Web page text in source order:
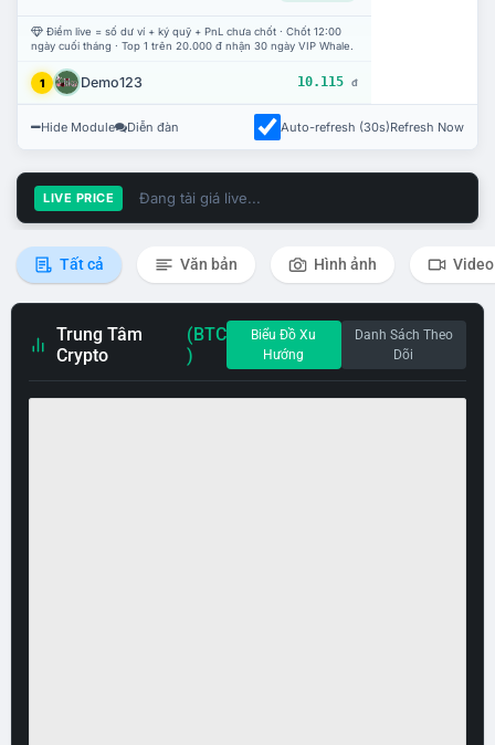
Điểm live = số dư ví + ký quỹ + PnL chưa chốt · Chốt 12:00
ngày cuối tháng · Top 1 trên 20.000 đ nhận 30 ngày VIP Whale.
1 Demo123 10.115 đ
Hide Module Diễn đàn Auto-refresh (30s)Refresh Now
LIVE PRICE Đang tải giá live...
Tất cả Văn bản Hình ảnh Video
Trung Tâm
Crypto
(BTC
)
Biểu Đồ Xu
Hướng
Danh Sách Theo
Dõi